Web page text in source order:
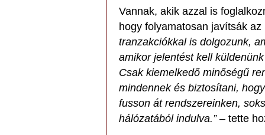
Vannak, akik azzal is
hogy folyamatosan javítsák
tranzakciókkal is dolgozunk,
amikor jelentést kell
Csak kiemelkedő minőségű
mindennek és biztosítani,
fusson át rendszereinken,
hálózatából indulva.”– tette